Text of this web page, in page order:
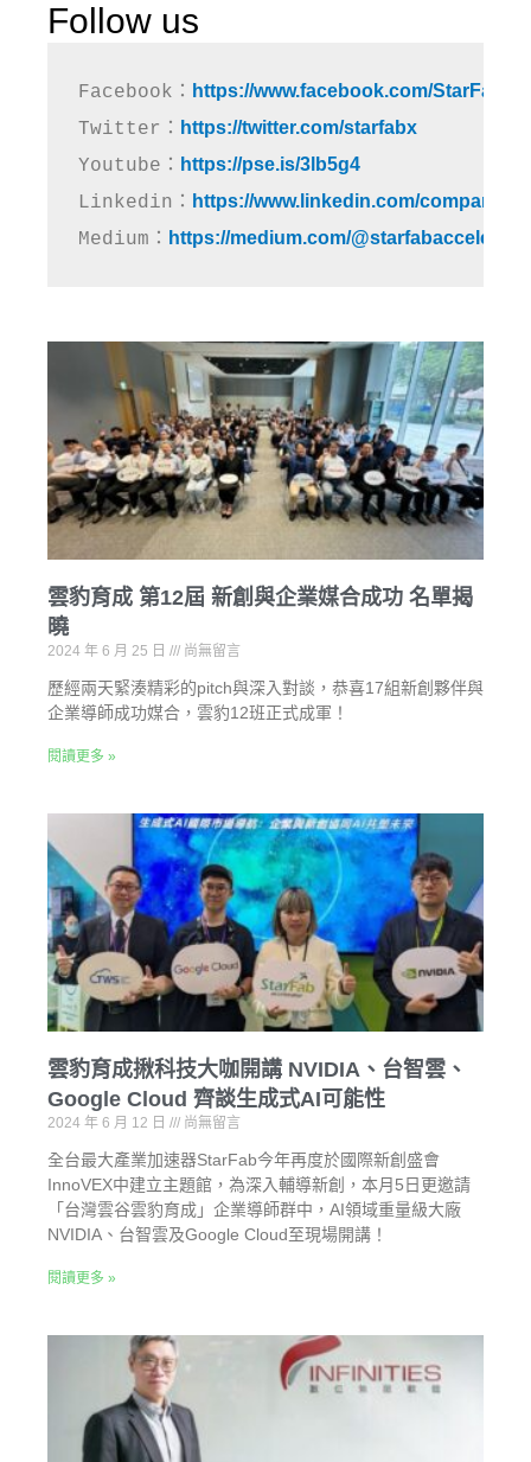
Follow us
Facebook： https://www.facebook.com/StarFabX
Twitter： https://twitter.com/starfabx
Youtube： https://pse.is/3lb5g4
Linkedin： https://www.linkedin.com/company/
Medium： https://medium.com/
雲豹育成 第12屆 新創與企業媒合成功 名單揭
曉
2024 年 6 月 25 日 尚無留言
歷經兩天緊湊精彩的pitch與深入對談，恭喜17組新創夥伴與
企業導師成功媒合，雲豹12班正式成軍！
閱讀更多 »
雲豹育成揪科技大咖開講 NVIDIA、台智雲、
Google Cloud 齊談生成式AI可能性
2024 年 6 月 12 日 尚無留言
全台最大產業加速器StarFab今年再度於國際新創盛會
InnoVEX中建立主題館，為深入輔導新創，本月5日更邀請
「台灣雲谷雲豹育成」企業導師群中，AI領域重量級大廠
NVIDIA、台智雲及Google Cloud至現場開講！
閱讀更多 »